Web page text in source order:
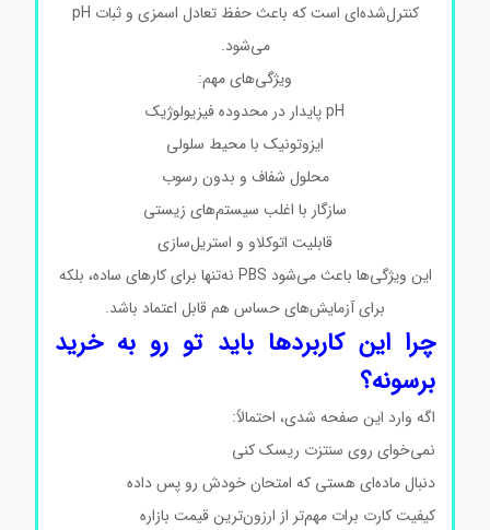
کنترل‌شده‌ای است که باعث حفظ تعادل اسمزی و ثبات pH
می‌شود.
ویژگی‌های مهم:
ایزوتونیک با محیط سلولی
محلول شفاف و بدون رسوب
سازگار با اغلب سیستم‌های زیستی
قابلیت اتوکلاو و استریل‌سازی
این ویژگی‌ها باعث می‌شود PBS نه‌تنها برای کارهای ساده، بلکه
برای آزمایش‌های حساس هم قابل اعتماد باشد.
چرا این کاربردها باید تو رو به خرید
برسونه؟
اگه وارد این صفحه شدی، احتمالاً:
نمی‌خوای روی سنتزت ریسک کنی
دنبال ماده‌ای هستی که امتحان خودش رو پس داده
کیفیت کارت برات مهم‌تر از ارزون‌ترین قیمت بازاره